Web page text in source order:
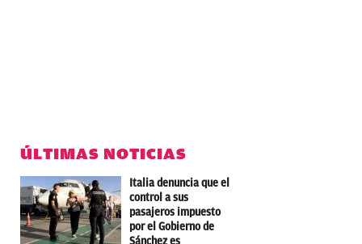
ÚLTIMAS NOTICIAS
Italia denuncia que el
control a sus
pasajeros impuesto
por el Gobierno de
Sánchez es